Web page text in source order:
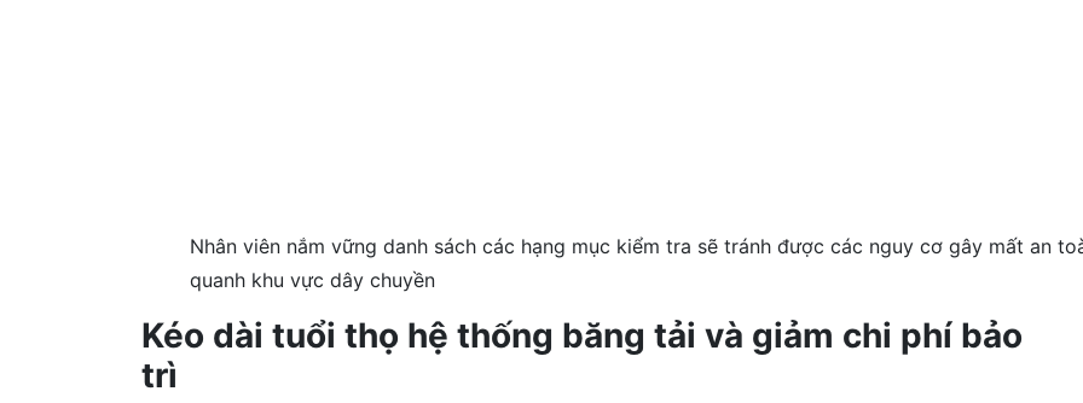
Nhân viên nắm vững danh sách các hạng mục kiểm tra sẽ tránh được các nguy cơ gây mất an
quanh khu vực dây chuyền
Kéo dài tuổi thọ hệ thống băng tải và giảm chi phí bảo
trì